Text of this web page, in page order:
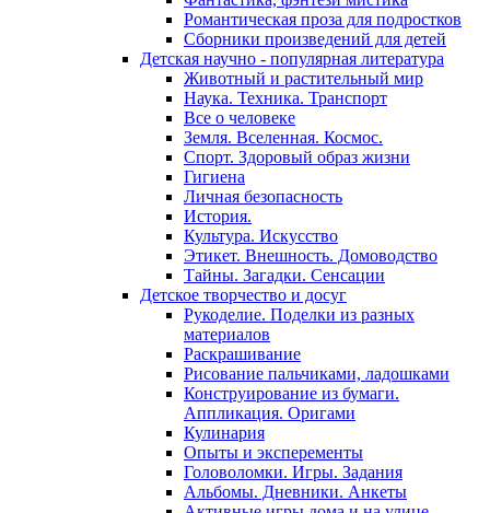
Романтическая проза для подростков
Сборники произведений для детей
Детская научно - популярная литература
Животный и растительный мир
Наука. Техника. Транспорт
Все о человеке
Земля. Вселенная. Космос.
Спорт. Здоровый образ жизни
Гигиена
Личная безопасность
История.
Культура. Искусство
Этикет. Внешность. Домоводство
Тайны. Загадки. Сенсации
Детское творчество и досуг
Рукоделие. Поделки из разных
материалов
Раскрашивание
Рисование пальчиками, ладошками
Конструирование из бумаги.
Аппликация. Оригами
Кулинария
Опыты и эксперементы
Головоломки. Игры. Задания
Альбомы. Дневники. Анкеты